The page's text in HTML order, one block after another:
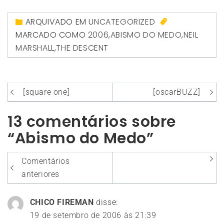
ARQUIVADO EMUNCATEGORIZED
MARCADO COMO 2006,ABISMO DO MEDO,NEIL
MARSHALL,THE DESCENT
Navegação
de
Post
[square one] [oscarBUZZ]
13 comentários sobre
“Abismo do Medo”
Navegação
entre
os
comentários
Comentários
anteriores
CHICO FIREMAN disse:
19 de setembro de 2006 às 21:39